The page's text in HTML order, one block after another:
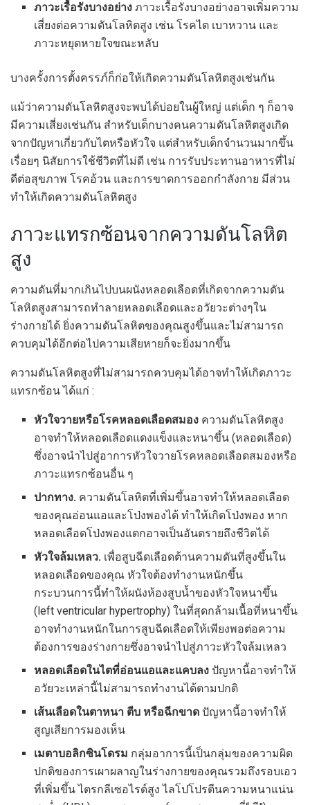
ภาวะเรื้อรังบางอย่าง ภาวะเรื้อรังบางอย่างอาจเพิ่มความ
เสี่ยงต่อความดันโลหิตสูง เช่น โรคไต เบาหวาน และ
ภาวะหยุดหายใจขณะหลับ
บางครั้งการตั้งครรภ์ก็ก่อให้เกิดความดันโลหิตสูงเช่นกัน
แม้ว่าความดันโลหิตสูงจะพบได้บ่อยในผู้ใหญ่ แต่เด็ก ๆ ก็อาจ
มีความเสี่ยงเช่นกัน สำหรับเด็กบางคนความดันโลหิตสูงเกิด
จากปัญหาเกี่ยวกับไตหรือหัวใจ แต่สำหรับเด็กจำนวนมากขึ้น
เรื่อยๆ นิสัยการใช้ชีวิตที่ไม่ดี เช่น การรับประทานอาหารที่ไม่
ดีต่อสุขภาพ โรคอ้วน และการขาดการออกกำลังกาย มีส่วน
ทำให้เกิดความดันโลหิตสูง
ภาวะแทรกซ้อนจากความดันโลหิต
สูง
ความดันที่มากเกินไปบนผนังหลอดเลือดที่เกิดจากความดัน
โลหิตสูงสามารถทำลายหลอดเลือดและอวัยวะต่างๆใน
ร่างกายได้ ยิ่งความดันโลหิตของคุณสูงขึ้นและไม่สามารถ
ควบคุมได้อีกต่อไปความเสียหายก็จะยิ่งมากขึ้น
ความดันโลหิตสูงที่ไม่สามารถควบคุมได้อาจทำให้เกิดภาวะ
แทรกซ้อน ได้แก่ :
หัวใจวายหรือโรคหลอดเลือดสมอง ความดันโลหิตสูง
อาจทำให้หลอดเลือดแดงแข็งและหนาขึ้น (หลอดเลือด)
ซึ่งอาจนำไปสู่อาการหัวใจวายโรคหลอดเลือดสมองหรือ
ภาวะแทรกซ้อนอื่น ๆ
ปากทาง. ความดันโลหิตที่เพิ่มขึ้นอาจทำให้หลอดเลือด
ของคุณอ่อนแอและโป่งพองได้ ทำให้เกิดโป่งพอง หาก
หลอดเลือดโป่งพองแตกอาจเป็นอันตรายถึงชีวิตได้
หัวใจล้มเหลว. เพื่อสูบฉีดเลือดต้านความดันที่สูงขึ้นใน
หลอดเลือดของคุณ หัวใจต้องทำงานหนักขึ้น
กระบวนการนี้ทำให้ผนังห้องสูบน้ำของหัวใจหนาขึ้น
(left ventricular hypertrophy) ในที่สุดกล้ามเนื้อที่หนาขึ้น
อาจทำงานหนักในการสูบฉีดเลือดให้เพียงพอต่อความ
ต้องการของร่างกายซึ่งอาจนำไปสู่ภาวะหัวใจล้มเหลว
หลอดเลือดในไตที่อ่อนแอและแคบลง ปัญหานี้อาจทำให้
อวัยวะเหล่านี้ไม่สามารถทำงานได้ตามปกติ
เส้นเลือดในตาหนา ตีบ หรือฉีกขาด ปัญหานี้อาจทำให้
สูญเสียการมองเห็น
เมตาบอลิกซินโดรม กลุ่มอาการนี้เป็นกลุ่มของความผิด
ปกติของการเผาผลาญในร่างกายของคุณรวมถึงรอบเอว
ที่เพิ่มขึ้น ไตรกลีเซอไรด์สูง ไลโปโปรตีนความหนาแน่น